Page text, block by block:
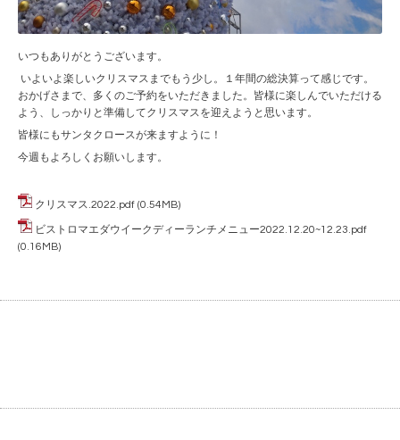
いつもありがとうございます。
いよいよ楽しいクリスマスまでもう少し。１年間の総決算って感じです。
おかげさまで、多くのご予約をいただきました。皆様に楽しんでいただける
よう、しっかりと準備してクリスマスを迎えようと思います。
皆様にもサンタクロースが来ますように！
今週もよろしくお願いします。
クリスマス.2022.pdf (0.54MB)
ビストロマエダウイークディーランチメニュー2022.12.20~12.23.pdf
(0.16MB)